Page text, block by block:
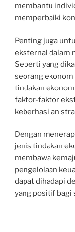
membantu
memperbaiki
Penting juga
eksternal dalam
Seperti yang
seorang ekonom
tindakan
faktor-faktor
keberhasilan
Dengan
jenis tindakan
membawa
pengelolaan
dapat dihadapi
yang positif bagi